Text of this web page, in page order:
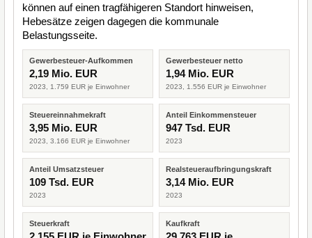
können auf einen tragfähigeren Standort hinweisen,
Hebesätze zeigen dagegen die kommunale
Belastungsseite.
Gewerbesteuer-Aufkommen
2,19 Mio. EUR
2023, 1.759 EUR je Einwohner
Gewerbesteuer netto
1,94 Mio. EUR
2023, 1.556 EUR je Einwohner
Steuereinnahmekraft
3,95 Mio. EUR
2023, 3.166 EUR je Einwohner
Anteil Einkommensteuer
947 Tsd. EUR
2023
Anteil Umsatzsteuer
109 Tsd. EUR
2023
Realsteueraufbringungskraft
3,14 Mio. EUR
2023
Steuerkraft Kaufkraft